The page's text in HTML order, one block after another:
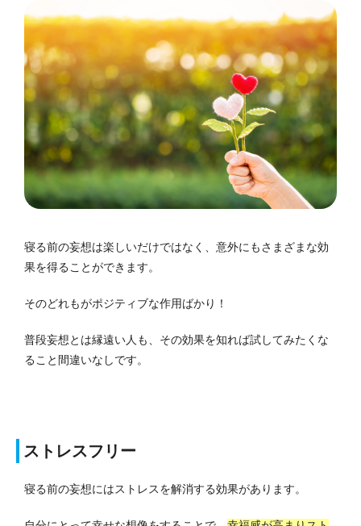
寝る前の妄想は楽しいだけではなく、意外にもさまざまな効
果を得ることができます。
そのどれもがポジティブな作用ばかり！
普段妄想とは縁遠い人も、その効果を知れば試してみたくな
ること間違いなしです。
ストレスフリー
寝る前の妄想にはストレスを解消する効果があります。